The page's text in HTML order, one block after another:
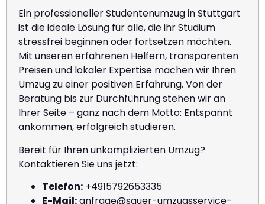
Ein professioneller Studentenumzug in Stuttgart
ist die ideale Lösung für alle, die ihr Studium
stressfrei beginnen oder fortsetzen möchten.
Mit unseren erfahrenen Helfern, transparenten
Preisen und lokaler Expertise machen wir Ihren
Umzug zu einer positiven Erfahrung. Von der
Beratung bis zur Durchführung stehen wir an
Ihrer Seite – ganz nach dem Motto: Entspannt
ankommen, erfolgreich studieren.
Bereit für Ihren unkomplizierten Umzug?
Kontaktieren Sie uns jetzt:
Telefon: +4915792653335
E-Mail:anfrage@sauer-umzugsservice-